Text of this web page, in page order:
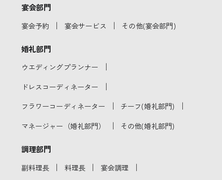
宴会部門
宴会予約 ｜ 宴会サービス ｜ その他(宴会部門)
婚礼部門
ウエディングプランナー ｜
ドレスコーディネーター ｜
フラワーコーディネーター ｜ チーフ(婚礼部門) ｜
マネージャー（婚礼部門） ｜ その他(婚礼部門)
調理部門
副料理長 ｜ 料理長 ｜ 宴会調理 ｜